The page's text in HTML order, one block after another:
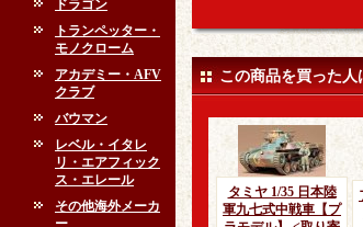
ドラゴン
トランペッター・
モノクローム
アカデミー・AFV
クラブ
バウマン
レベル・イタレ
リ・エアフィック
ス・エレール
その他海外メーカ
ー
この商品を買った
タミヤ 1/35 日本陸
軍九七式中戦車【プ